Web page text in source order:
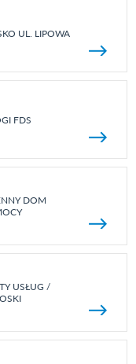
UL. LIPOWA
FDS
DOM
USŁUG /